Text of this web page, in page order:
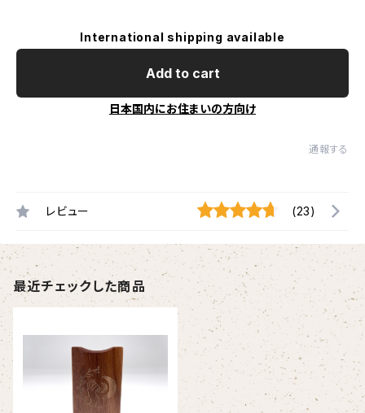
International shipping available
Add to cart
日本国内にお住まいの方向け
通報する
レビュー (23)
最近チェックした商品